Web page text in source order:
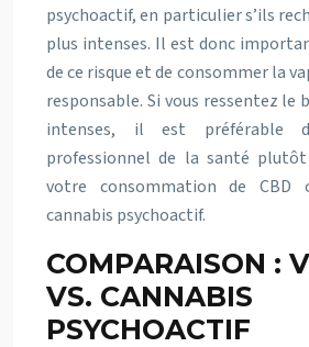
psychoactif, en particulier s’ils
plus intenses. Il est donc
de ce risque et de consommer la
responsable. Si vous ressentez le
intenses, il est préférable
professionnel de la santé plutôt
votre consommation de CBD
cannabis psychoactif.
COMPARAISON :
VS. CANNABIS
PSYCHOACTIF